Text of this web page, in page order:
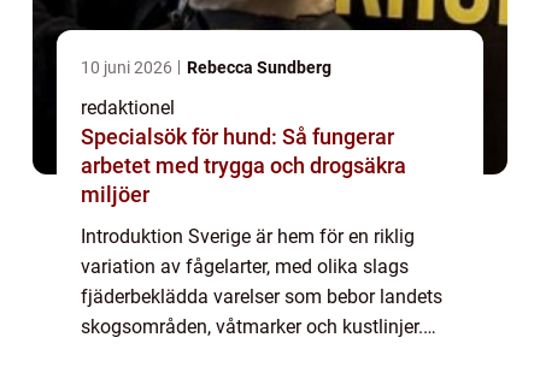
10 juni 2026 Rebecca Sundberg
redaktionel
Specialsök för hund: Så fungerar
arbetet med trygga och drogsäkra
miljöer
Introduktion Sverige är hem för en riklig
variation av fågelarter, med olika slags
fjäderbeklädda varelser som bebor landets
skogsområden, våtmarker och kustlinjer.